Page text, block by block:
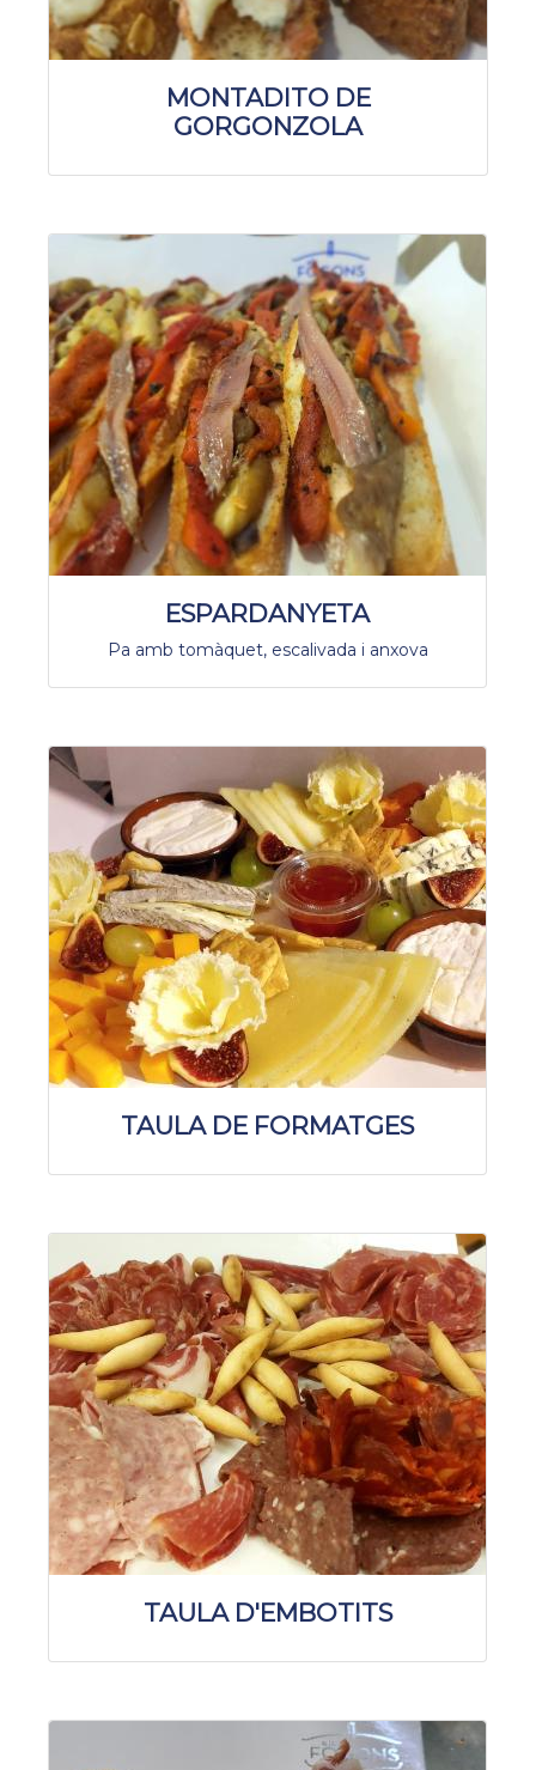
MONTADITO DE
GORGONZOLA
ESPARDANYETA
Pa amb tomàquet, escalivada i anxova
TAULA DE FORMATGES
TAULA D'EMBOTITS